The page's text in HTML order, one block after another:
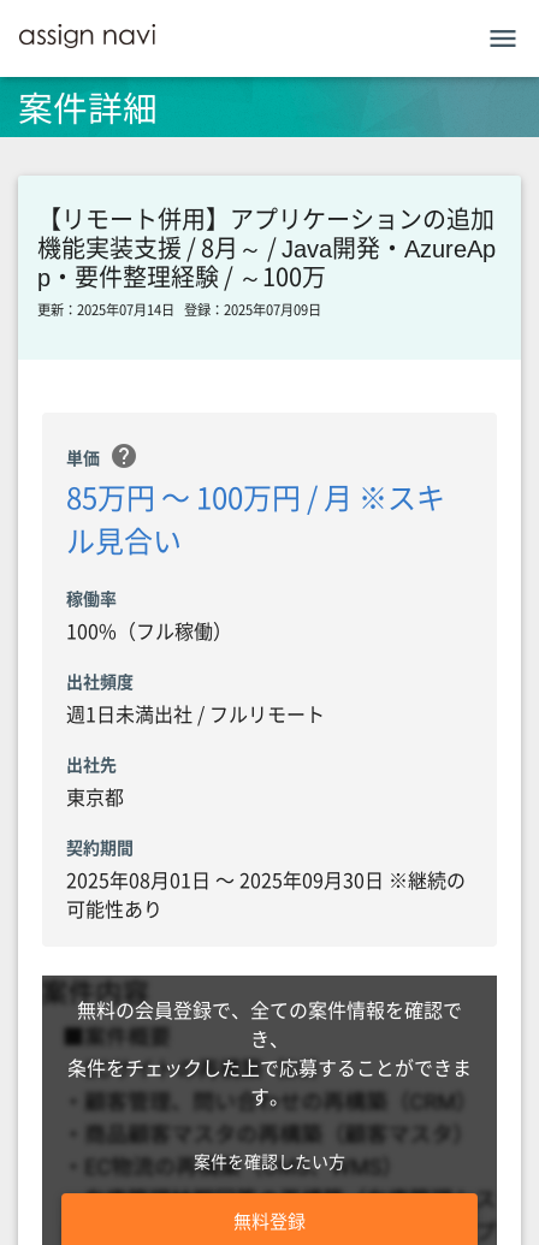
menu
案件詳細
【リモート併用】アプリケーションの追加
機能実装支援 / 8月～ / Java開発・AzureAp
p・要件整理経験 / ～100万
更新：2025年07月14日 登録：2025年07月09日
単価 help
85万円 〜 100万円 / 月 ※スキ
ル見合い
稼働率
100%（フル稼働）
出社頻度
週1日未満出社 / フルリモート
出社先
東京都
契約期間
2025年08月01日 〜 2025年09月30日 ※継続の
可能性あり
無料の会員登録で、全ての案件情報を確認で
き、
条件をチェックした上で応募することができま
す。
案件を確認したい方
無料登録